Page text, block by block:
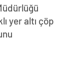
yer altı çöp